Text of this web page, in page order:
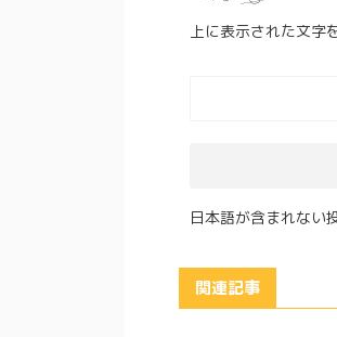
上に表示された文字
日本語が含まれない
関連記事